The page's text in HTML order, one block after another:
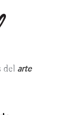
del arte